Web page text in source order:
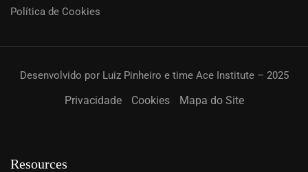
Política de Cookies
Desenvolvido por Luiz Pinheiro e time Ace Institute – 2025
Privacidade Cookies Mapa do Site
Resources